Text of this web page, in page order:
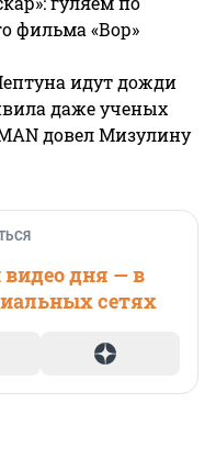
фильма «Вор»
идут дожди
даже ученых
довел Мизулину
дня — в
сетях